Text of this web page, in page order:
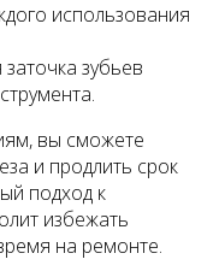
использования
зубьев
вы сможете
и продлить срок
подход к
избежать
на ремонте.